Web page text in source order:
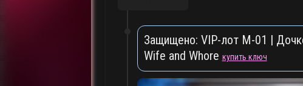
Защищено: VIP-лот M-01 |
Wife and Whore купить ключ